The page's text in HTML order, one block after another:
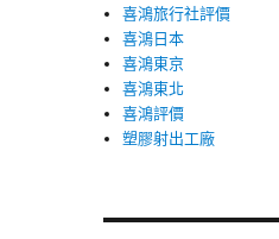
喜鴻旅行社評價
喜鴻日本
喜鴻東京
喜鴻東北
喜鴻評價
塑膠射出工廠